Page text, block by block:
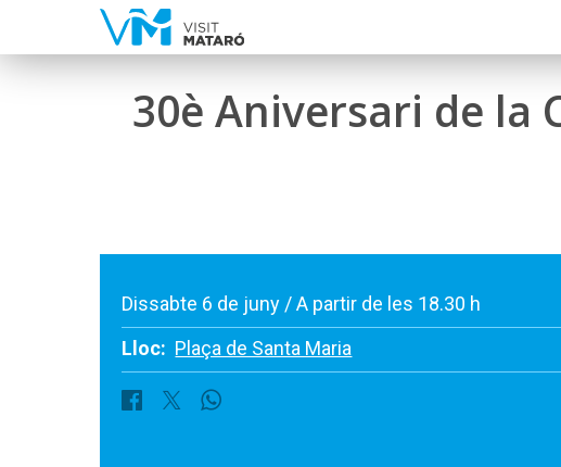
30è Aniversari de la
Dissabte 6 de juny / A partir de les 18.30 h
Lloc: Plaça de Santa Maria